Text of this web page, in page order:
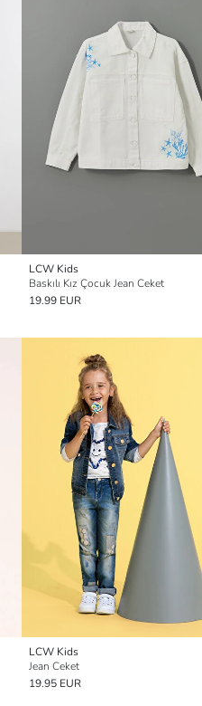
LCW Kids
Baskılı Kız Çocuk Jean Ceket
19.99 EUR
LCW Kids
Jean Ceket
19.95 EUR